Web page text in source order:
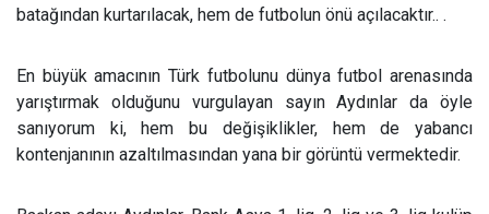
batağından kurtarılacak, hem de futbolun önü açılacaktır.. .
En büyük amacının Türk futbolunu dünya futbol arenasında
yarıştırmak olduğunu vurgulayan sayın Aydınlar da öyle
sanıyorum ki, hem bu değişiklikler, hem de yabancı
kontenjanının azaltılmasından yana bir görüntü vermektedir.